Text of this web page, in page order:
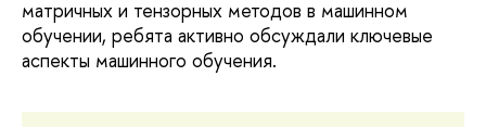
матричных и тензорных методов в машинном
обучении, ребята активно обсуждали ключевые
аспекты машинного обучения.